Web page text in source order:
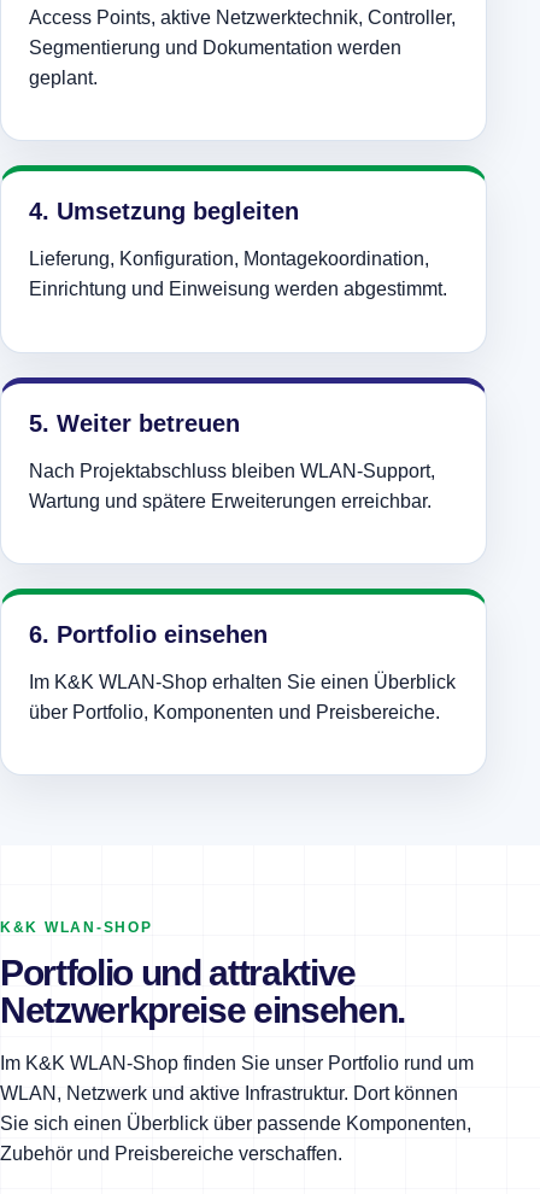
Access Points, aktive Netzwerktechnik, Controller,
Segmentierung und Dokumentation werden
geplant.
4. Umsetzung begleiten
Lieferung, Konfiguration, Montagekoordination,
Einrichtung und Einweisung werden abgestimmt.
5. Weiter betreuen
Nach Projektabschluss bleiben WLAN-Support,
Wartung und spätere Erweiterungen erreichbar.
6. Portfolio einsehen
Im K&K WLAN-Shop erhalten Sie einen Überblick
über Portfolio, Komponenten und Preisbereiche.
K&K WLAN-SHOP
Portfolio und attraktive
Netzwerkpreise einsehen.
Im K&K WLAN-Shop finden Sie unser Portfolio rund um
WLAN, Netzwerk und aktive Infrastruktur. Dort können
Sie sich einen Überblick über passende Komponenten,
Zubehör und Preisbereiche verschaffen.